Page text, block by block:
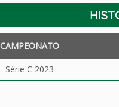
CAMPEONATO
Série C 2023